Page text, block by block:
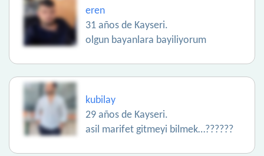
eren
31 años de Kayseri.
olgun bayanlara bayiliyorum
kubilay
29 años de Kayseri.
asil marifet gitmeyi bilmek…??????